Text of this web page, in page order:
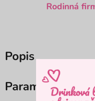
Rodinná
Popis
Parametry